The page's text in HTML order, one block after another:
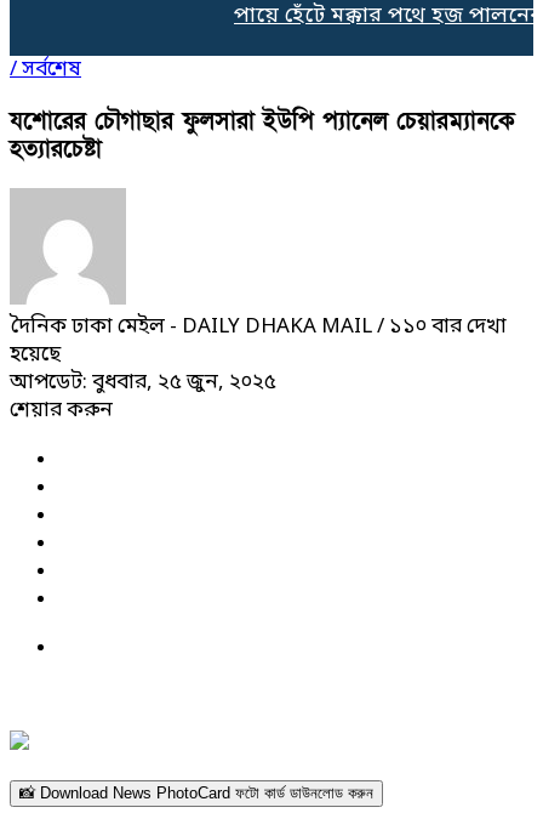
পায়ে হেঁটে মক্কার পথে হজ পালনের
/সর্বশেষ
যশোরের চৌগাছার ফুলসারা ইউপি প্যানেল চেয়ারম্যানকে
হত্যারচেষ্টা
দৈনিক ঢাকা মেইল - DAILY DHAKA MAIL/ ১১০ বার দেখা
হয়েছে
আপডেট: বুধবার, ২৫ জুন, ২০২৫
শেয়ার করুন
📸 Download News PhotoCard ফটো কার্ড ডাউনলোড করুন